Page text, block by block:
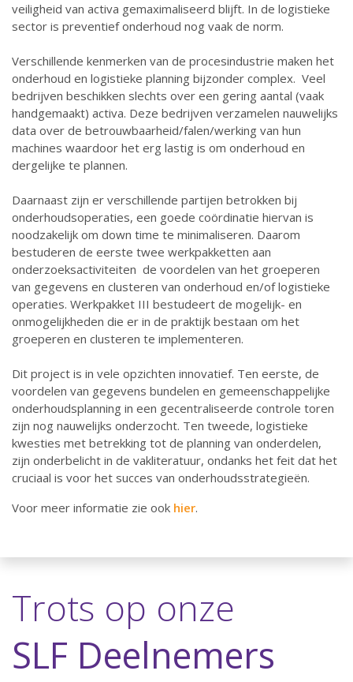
veiligheid van activa gemaximaliseerd blijft. In de logistieke
sector is preventief onderhoud nog vaak de norm.
Verschillende kenmerken van de procesindustrie maken het
onderhoud en logistieke planning bijzonder complex. Veel
bedrijven beschikken slechts over een gering aantal (vaak
handgemaakt) activa. Deze bedrijven verzamelen nauwelijks
data over de betrouwbaarheid/falen/werking van hun
machines waardoor het erg lastig is om onderhoud en
dergelijke te plannen.
Daarnaast zijn er verschillende partijen betrokken bij
onderhoudsoperaties, een goede coördinatie hiervan is
noodzakelijk om down time te minimaliseren. Daarom
bestuderen de eerste twee werkpakketten aan
onderzoeksactiviteiten de voordelen van het groeperen
van gegevens en clusteren van onderhoud en/of logistieke
operaties. Werkpakket III bestudeert de mogelijk- en
onmogelijkheden die er in de praktijk bestaan om het
groeperen en clusteren te implementeren.
Dit project is in vele opzichten innovatief. Ten eerste, de
voordelen van gegevens bundelen en gemeenschappelijke
onderhoudsplanning in een gecentraliseerde controle toren
zijn nog nauwelijks onderzocht. Ten tweede, logistieke
kwesties met betrekking tot de planning van onderdelen,
zijn onderbelicht in de vakliteratuur, ondanks het feit dat het
cruciaal is voor het succes van onderhoudsstrategieën.
Voor meer informatie zie ook hier.
Trots op onze
SLF Deelnemers